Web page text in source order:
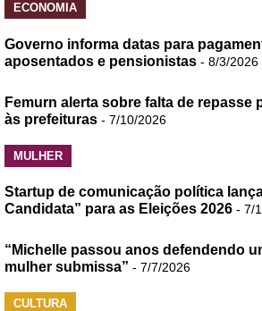
ECONOMIA
Governo informa datas para
aposentados e pensionistas - 8/3/2026
Femurn alerta sobre falta de repasse
às prefeituras - 7/10/2026
MULHER
Startup de comunicação política
Candidata” para as Eleições 2026 - 7/
“Michelle passou anos defendendo
mulher submissa” - 7/7/2026
CULTURA